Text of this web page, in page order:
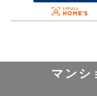
マンシ